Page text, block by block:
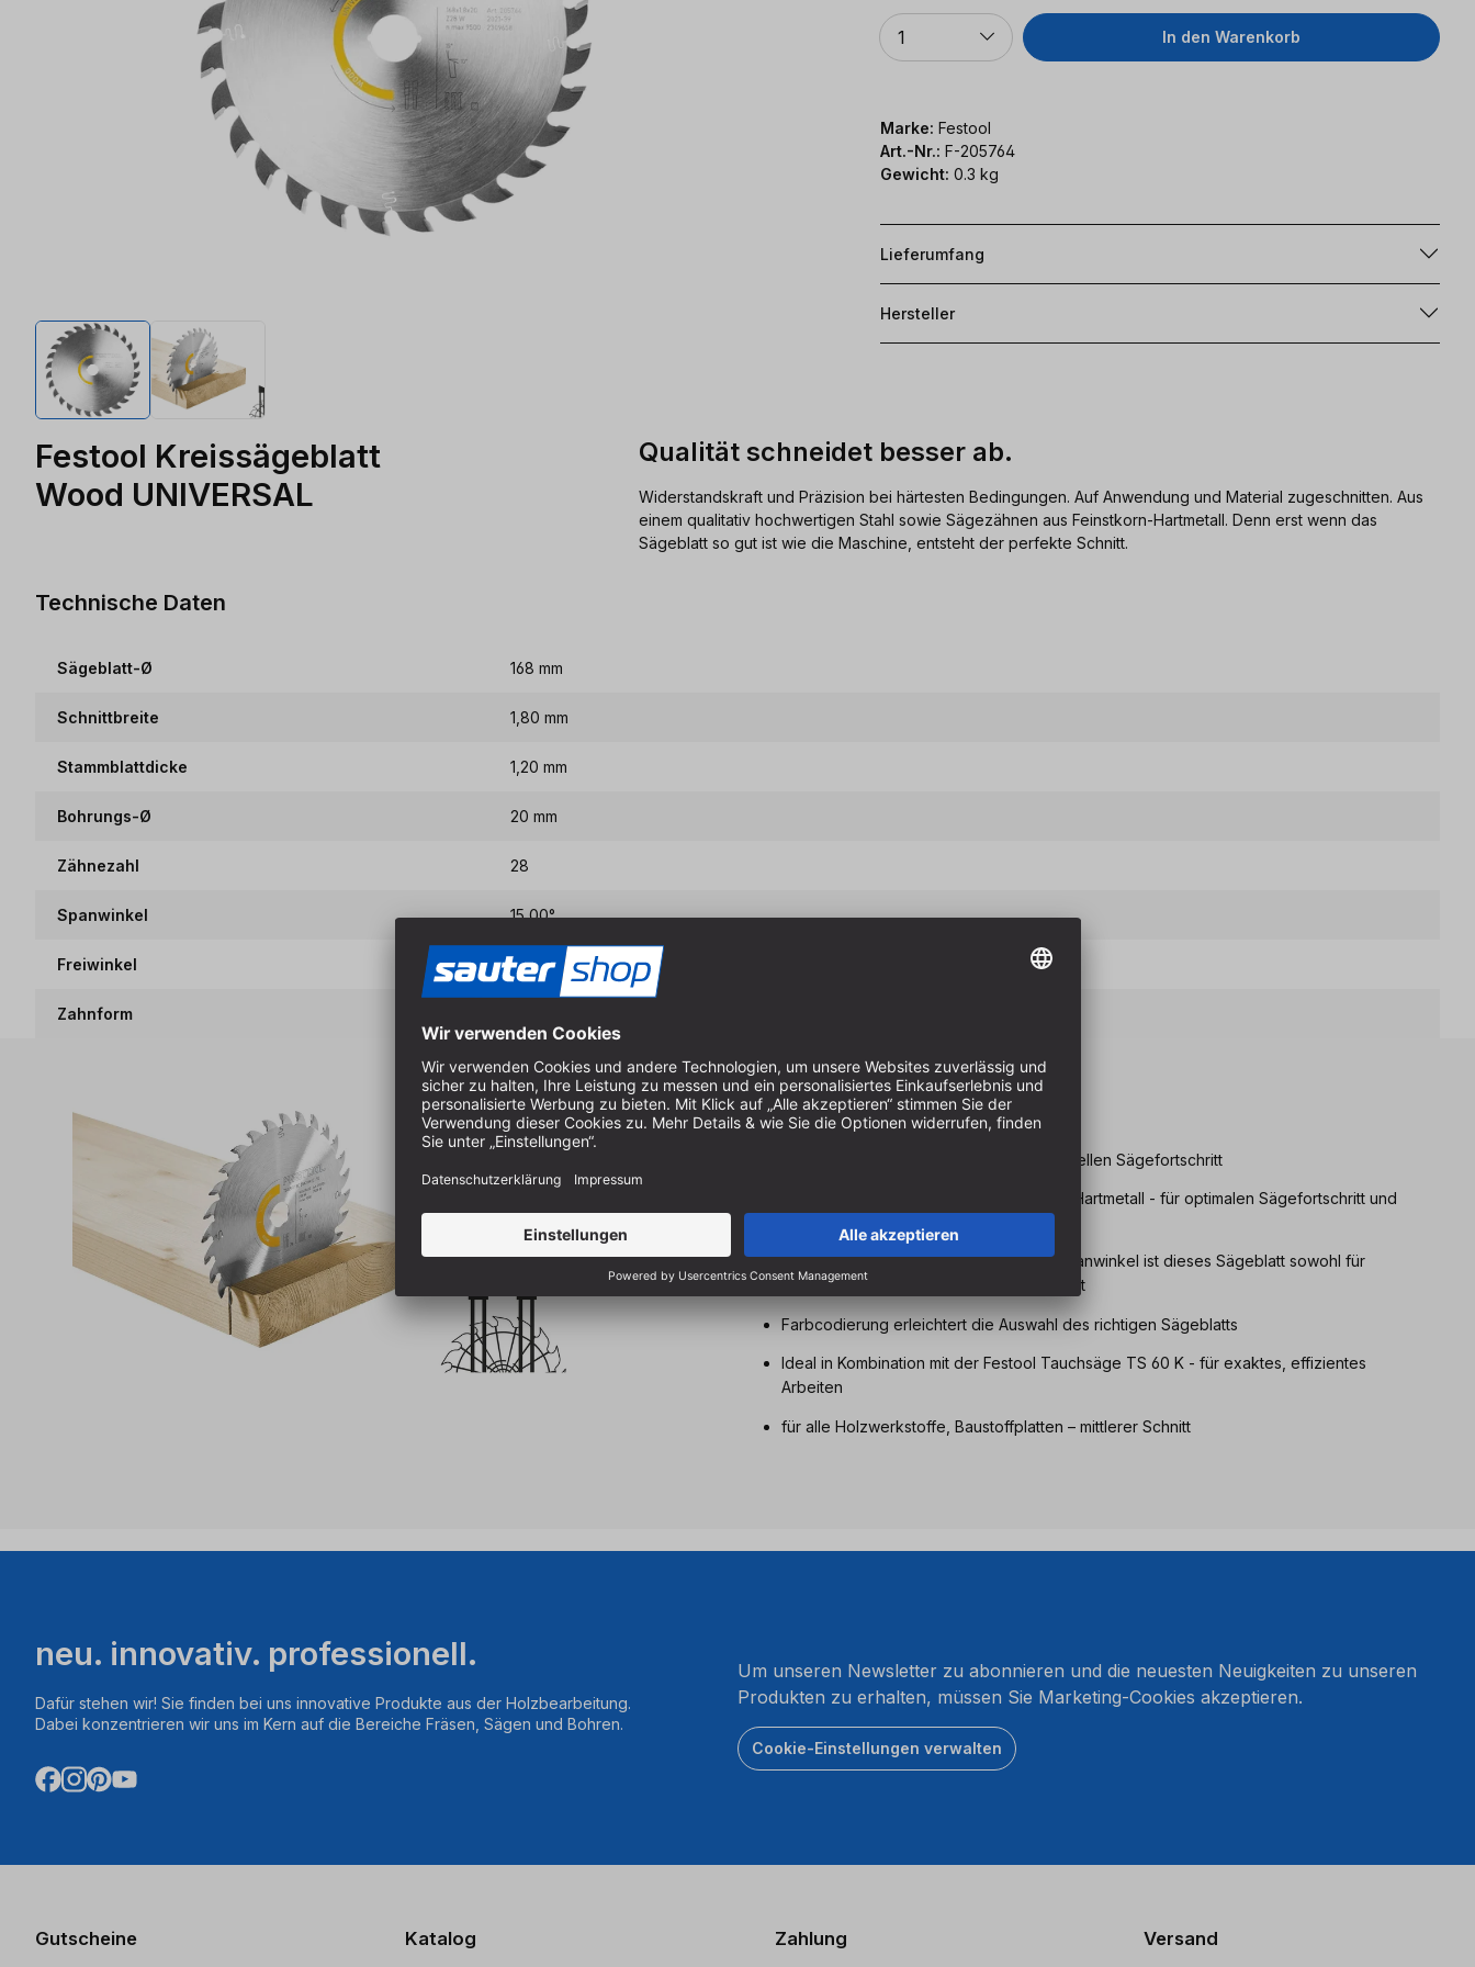
Anzahl
1 In den Warenkorb
Marke: Festool
Art.-Nr.: F-205764
Gewicht: 0.3 kg
Lieferumfang
Hersteller
Festool Kreissägeblatt
Wood UNIVERSAL
Qualität schneidet besser ab.
Widerstandskraft und Präzision bei härtesten Bedingungen. Auf Anwendung und Material zugeschnitten. Aus
einem qualitativ hochwertigen Stahl sowie Sägezähnen aus Feinstkorn-Hartmetall. Denn erst wenn das
Sägeblatt so gut ist wie die Maschine, entsteht der perfekte Schnitt.
Technische Daten
Sägeblatt-Ø 168 mm
Schnittbreite 1,80 mm
Stammblattdicke 1,20 mm
Bohrungs-Ø 20 mm
Zähnezahl 28
Spanwinkel 15,00°
Freiwinkel 10,00°
Zahnform
Eigenschaften & Vorteile
Wechselzahn Kreissägeblatt für die schnellen Sägefortschritt
Sägezähne gefertigt aus hochwertigem Hartmetall - für optimalen Sägefortschritt und
Dank Wechselzahn und mittelstarkem Spanwinkel ist dieses Sägeblatt sowohl für
Längs- als auch für Querschnitte geeignet
Farbcodierung erleichtert die Auswahl des richtigen Sägeblatts
Ideal in Kombination mit der Festool Tauchsäge TS 60 K - für exaktes, effizientes
Arbeiten
für alle Holzwerkstoffe, Baustoffplatten – mittlerer Schnitt
neu. innovativ. professionell.
Dafür stehen wir! Sie finden bei uns innovative Produkte aus der Holzbearbeitung.
Dabei konzentrieren wir uns im Kern auf die Bereiche Fräsen, Sägen und Bohren.
Um unseren Newsletter zu abonnieren und die neuesten Neuigkeiten zu unseren
Produkten zu erhalten, müssen Sie Marketing-Cookies akzeptieren.
Cookie-Einstellungen verwalten
Gutscheine Katalog Zahlung Versand